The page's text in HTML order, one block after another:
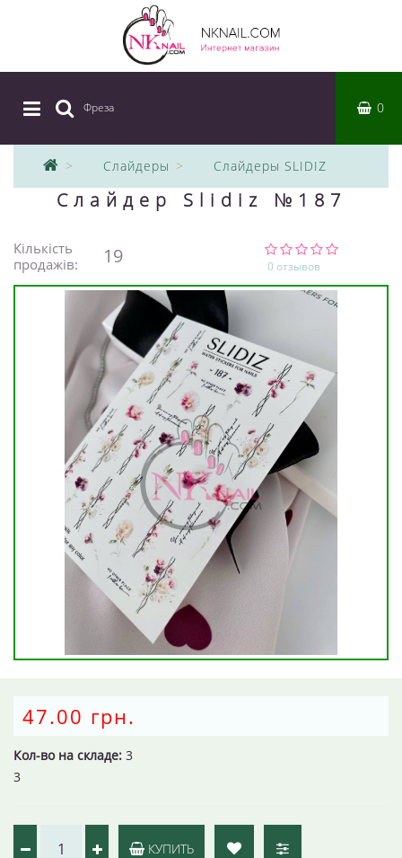
Фреза 0
Слайдеры Слайдеры SLIDIZ
Слайдер Slidiz №187
Кількість
продажів:
19 0 отзывов
47.00 грн.
Кол-во на складе: 3
3
КУПИТЬ